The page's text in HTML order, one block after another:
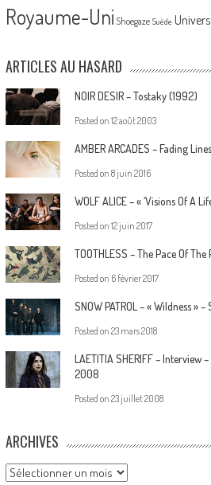
Royaume-Uni Shoegaze Suède
ARTICLES AU HASARD
NOIR DESIR – Tostaky (1992)
Posted on 12 août 2003
AMBER ARCADES – Fading
Posted on 8 juin 2016
WOLF ALICE – « ‘Visions Of A
Posted on 12 juin 2017
TOOTHLESS – The Pace Of The
Posted on 6 février 2017
SNOW PATROL – « Wildness »
Posted on 23 mars 2018
LAETITIA SHERIFF – Interview
2008
Posted on 23 juillet 2008
ARCHIVES
Archives